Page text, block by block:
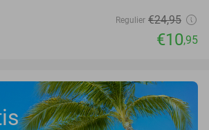
Regulier €24,95
€10,95